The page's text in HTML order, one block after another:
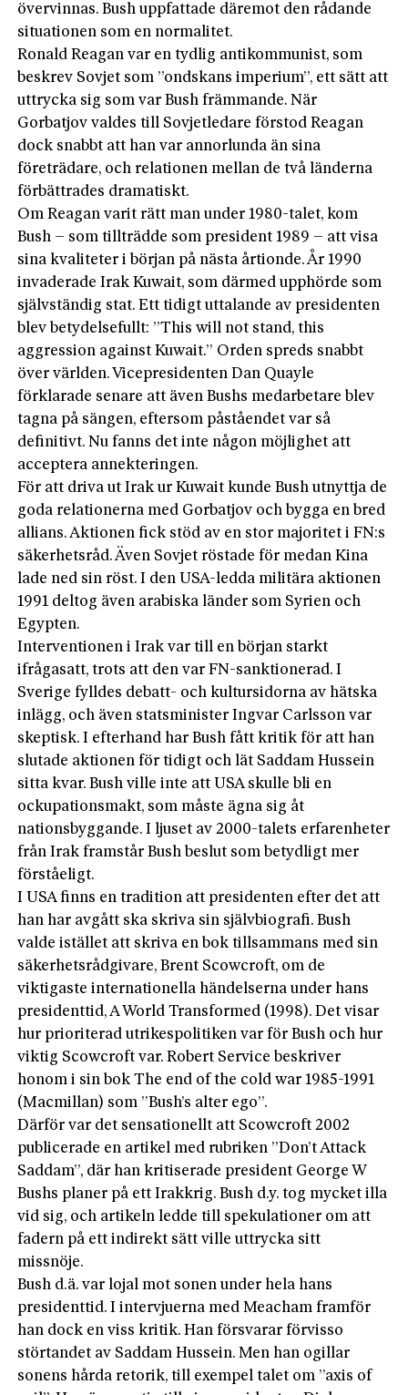
övervinnas. Bush uppfattade däremot den rådande
situationen som en normalitet.
Ronald Reagan var en tydlig antikommunist, som
beskrev Sovjet som ”ondskans imperium”, ett sätt att
uttrycka sig som var Bush främmande. När
Gorbatjov valdes till Sovjetledare förstod Reagan
dock snabbt att han var annorlunda än sina
företrädare, och relationen mellan de två länderna
förbättrades dramatiskt.
Om Reagan varit rätt man under 1980-talet, kom
Bush – som tillträdde som president 1989 – att visa
sina kvaliteter i början på nästa årtionde. År 1990
invaderade Irak Kuwait, som därmed upphörde som
självständig stat. Ett tidigt uttalande av presidenten
blev betydelsefullt: ”This will not stand, this
aggression against Kuwait.” Orden spreds snabbt
över världen. Vicepresidenten Dan Quayle
förklarade senare att även Bushs medarbetare blev
tagna på sängen, eftersom påståendet var så
definitivt. Nu fanns det inte någon möjlighet att
acceptera annekteringen.
För att driva ut Irak ur Kuwait kunde Bush utnyttja de
goda relationerna med Gorbatjov och bygga en bred
allians. Aktionen fick stöd av en stor majoritet i FN:s
säkerhetsråd. Även Sovjet röstade för medan Kina
lade ned sin röst. I den USA-ledda militära aktionen
1991 deltog även arabiska länder som Syrien och
Egypten.
Interventionen i Irak var till en början starkt
ifrågasatt, trots att den var FN-sanktionerad. I
Sverige fylldes debatt- och kultursidorna av hätska
inlägg, och även statsminister Ingvar Carlsson var
skeptisk. I efterhand har Bush fått kritik för att han
slutade aktionen för tidigt och lät Saddam Hussein
sitta kvar. Bush ville inte att USA skulle bli en
ockupationsmakt, som måste ägna sig åt
nationsbyggande. I ljuset av 2000-talets erfarenheter
från Irak framstår Bush beslut som betydligt mer
förståeligt.
I USA finns en tradition att presidenten efter det att
han har avgått ska skriva sin självbiografi. Bush
valde istället att skriva en bok tillsammans med sin
säkerhetsrådgivare, Brent Scowcroft, om de
viktigaste internationella händelserna under hans
presidenttid, A World Transformed (1998). Det visar
hur prioriterad utrikespolitiken var för Bush och hur
viktig Scowcroft var. Robert Service beskriver
honom i sin bok The end of the cold war 1985-1991
(Macmillan) som ”Bush’s alter ego”.
Därför var det sensationellt att Scowcroft 2002
publicerade en artikel med rubriken ”Don’t Attack
Saddam”, där han kritiserade president George W
Bushs planer på ett Irakkrig. Bush d.y. tog mycket illa
vid sig, och artikeln ledde till spekulationer om att
fadern på ett indirekt sätt ville uttrycka sitt
missnöje.
Bush d.ä. var lojal mot sonen under hela hans
presidenttid. I intervjuerna med Meacham framför
han dock en viss kritik. Han försvarar förvisso
störtandet av Saddam Hussein. Men han ogillar
sonens hårda retorik, till exempel talet om ”axis of